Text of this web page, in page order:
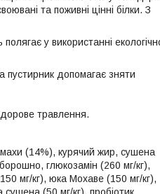
та поживні цінні білки. З
у використанні
пустирник допомагає зняти
травлення.
(14%), курячий жир, сушена
глюкозамін (260 мг/кг),
мг/кг), юка Мохаве (150 мг/кг),